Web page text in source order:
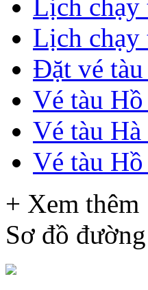
Lịch chạy
Lịch chạy
Đặt vé
Vé tàu
Vé tàu
Vé tàu
+ Xem thêm
Sơ đồ